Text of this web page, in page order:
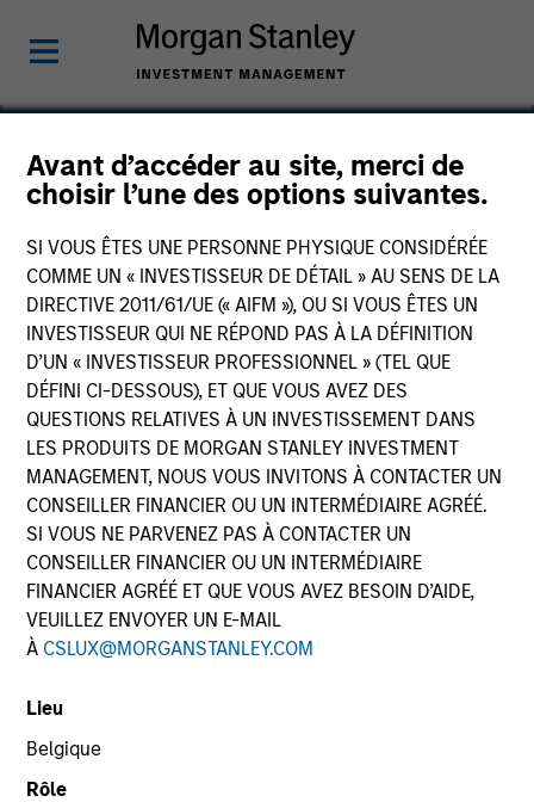
Avant d’accéder au site, merci de
choisir l’une des options suivantes.
SI VOUS ÊTES UNE PERSONNE PHYSIQUE CONSIDÉRÉE
COMME UN « INVESTISSEUR DE DÉTAIL » AU SENS DE LA
DIRECTIVE 2011/61/UE (« AIFM »), OU SI VOUS ÊTES UN
INVESTISSEUR QUI NE RÉPOND PAS À LA DÉFINITION
D’UN « INVESTISSEUR PROFESSIONNEL » (TEL QUE
DÉFINI CI-DESSOUS), ET QUE VOUS AVEZ DES
QUESTIONS RELATIVES À UN INVESTISSEMENT DANS
LES PRODUITS DE MORGAN STANLEY INVESTMENT
MANAGEMENT, NOUS VOUS INVITONS À CONTACTER UN
CONSEILLER FINANCIER OU UN INTERMÉDIAIRE AGRÉÉ.
SI VOUS NE PARVENEZ PAS À CONTACTER UN
CONSEILLER FINANCIER OU UN INTERMÉDIAIRE
FINANCIER AGRÉÉ ET QUE VOUS AVEZ BESOIN D’AIDE,
VEUILLEZ ENVOYER UN E-MAIL
À CSLUX@MORGANSTANLEY.COM
Lieu
Belgique
Rôle
China Showyu
SECTOR
Consumer
COUNTRY
China